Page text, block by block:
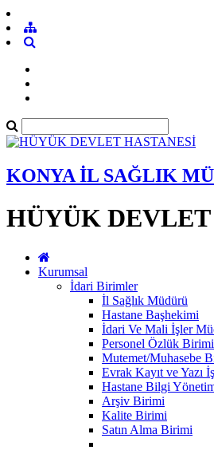
KONYA İL SAĞLIK
HÜYÜK
Kurumsal
İdari Birimler
İl Sağlık Müdürü
Hastane Başhekimi
İdari Ve Mali İşler
Personel Özlük Birimi
Mutemet/Muhasebe
Evrak Kayıt ve Yazı
Hastane Bilgi
Arşiv Birimi
Kalite Birimi
Satın Alma Birimi